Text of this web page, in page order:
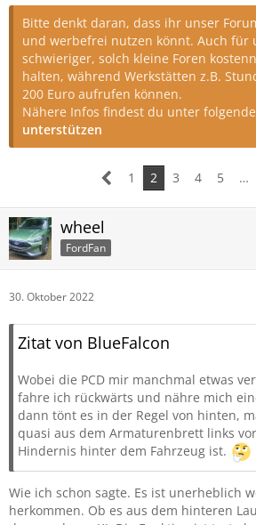
Bitte denkt daran, dass ihr unser
und werbefrei nutzen könnt. Auch für
schwieriger, solch kleine Foren
halten, während Werkstätten z.B.
200 Euro aufrufen können.
Nähere Infos findest du unter
unterstützen
1 2 3 4 5 …
wheel
FordFan
30. Oktober 2022
Zitat von BlueFalcon
Wobei die PCD mir manchmal etwas
fahre ich rückwärts und nähre mich
dann tönt es in der Regel von hinten,
quasi aus dem Armaturenbrett links
Hindernis hinter dem Fahrzeug ist.
Wie ich schon sagte. Es ist unerheblich
herkommen. Ob es aus dem hinteren